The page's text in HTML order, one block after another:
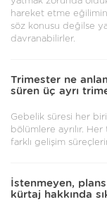
hareket etme
söz konusu değilse
davranabilirler.
Trimester ne
süren üç ayrı
Gebelik süresi her
bölümlere ayrılır.
farklı gelişim
İstenmeyen,
kürtaj hakkında